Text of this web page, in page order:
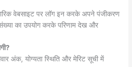
वेबसाइट पर लॉग इन करके अपने पंजीकरण
का उपयोग करके परिणाम देख और
अंक, योग्यता स्थिति और मेरिट सूची में